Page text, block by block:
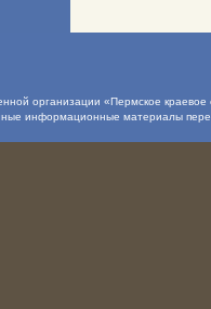
организации «Пермское
информационные материалы